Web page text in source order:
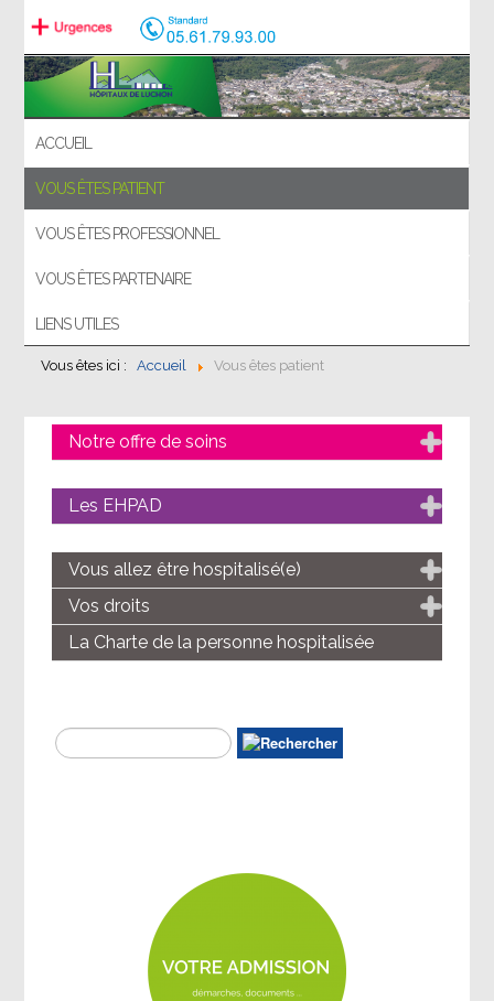
ACCUEIL
VOUS ÊTES PATIENT
VOUS ÊTES PROFESSIONNEL
VOUS ÊTES PARTENAIRE
LIENS UTILES
Vous êtes ici : Accueil Vous êtes patient
Notre offre de soins
Les EHPAD
Vous allez être hospitalisé(e)
Vos droits
La Charte de la personne hospitalisée